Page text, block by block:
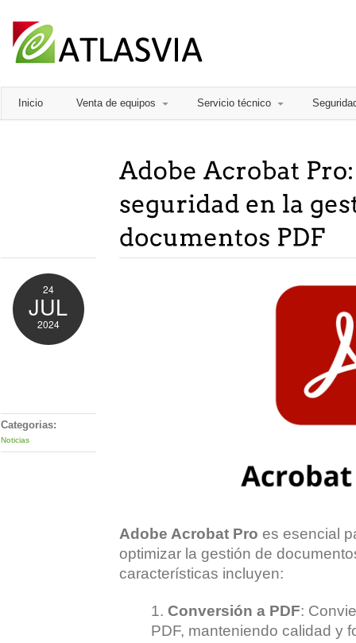
Inicio Venta de equipos Servicio técnico
24
JUL
2024
Categorias:
Noticias
Adobe Acrobat Pro es esencial
optimizar la gestión de
características incluyen:
Conversión a PDF:
PDF, manteniendo calidad y